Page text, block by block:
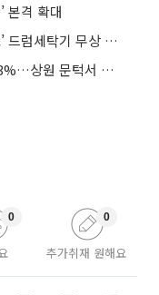
본격 확대
삼성전자, 오늘부터 ‘유리문 깨짐 사고’ 드럼세탁기 무상 수리
美 클래리티 법안 연내 통과 가능성 13%…상원 문턱서 제동
0
추가취재 원해요
0